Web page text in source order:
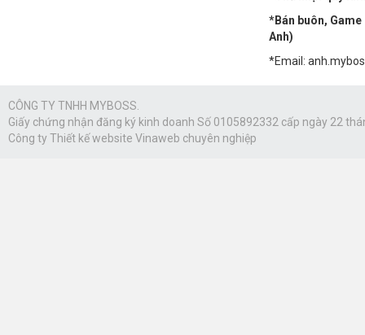
*Bán buôn, Game
Anh)
*Email:
CÔNG TY TNHH MYBOSS.
Giấy chứng nhận đăng ký kinh doanh Số 0105892332 cấp ngày 22
Công tyThiết kế website Vinaweb chuyên nghiệp